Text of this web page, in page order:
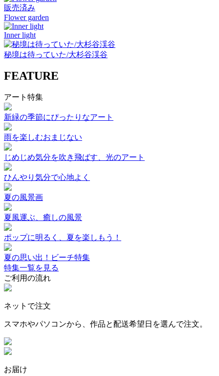
販売済み
Flower garden
Inner light
秘境は待っていた/大杉谷渓谷
FEATURE
アート特集
新緑の季節にぴったりなアート
雨を楽しむおまじない
じめじめ気分を吹き飛ばす、光のアート
ひんやり気分で心地よく
夏の風景画
夏風運ぶ、癒しの風景
ポップに明るく、夏を楽しもう！
夏の思い出！ビーチ特集
特集一覧を見る
ご利用の流れ
ネットで注文
スマホやパソコンから、作品と配送希望日を選んで注文。
お届け